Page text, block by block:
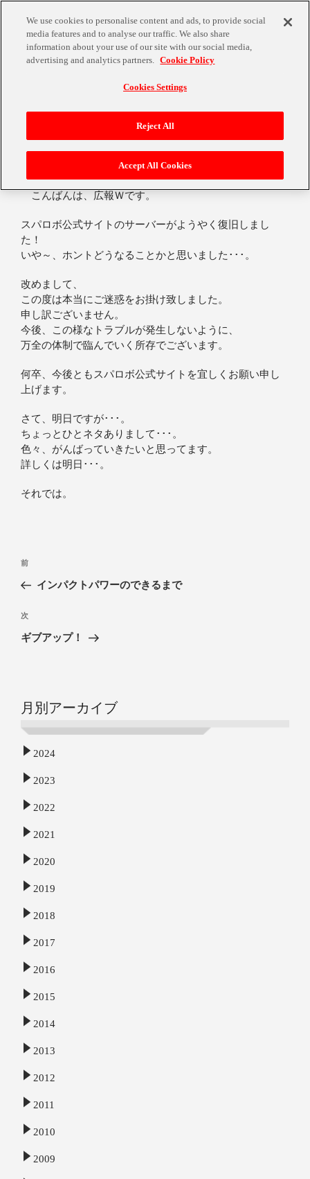
こんばんは、広報Ｗです。
スパロボ公式サイトのサーバーがようやく復旧しまし
た！
いや～、ホントどうなることかと思いました･･･。
改めまして、
この度は本当にご迷惑をお掛け致しました。
申し訳ございません。
今後、この様なトラブルが発生しないように、
万全の体制で臨んでいく所存でございます。
何卒、今後ともスパロボ公式サイトを宜しくお願い申し
上げます。
さて、明日ですが･･･。
ちょっとひとネタありまして･･･。
色々、がんばっていきたいと思ってます。
詳しくは明日･･･。
それでは。
前
インパクトパワーのできるまで
次
ギブアップ！
月別アーカイブ
2024
2023
2022
2021
2020
2019
2018
2017
2016
2015
2014
2013
2012
2011
2010
2009
We use cookies to personalise content and ads, to provide social
media features and to analyse our traffic. We also share
information about your use of our site with our social media,
advertising and analytics partners. Cookie Policy
Cookies Settings
Reject All
Accept All Cookies